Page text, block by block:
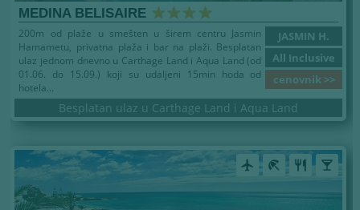
MEDINA BELISAIRE
JASMIN H.
All Inclusive
cenovnik >>
200m od plaže u smešten u širem centru Jasmin
Hamametu, privatna plaža i bar na plaži. Besplatan
ulaz jednom dnevno u Carthage Land i Aqua Land (od
01.06. do 15.09.) koji su udaljeni 15min hoda od
hotela...
Besplatan ulaz u Carthage Land i Aqua Land
airplanemode_active beach_access restaurant local_bar